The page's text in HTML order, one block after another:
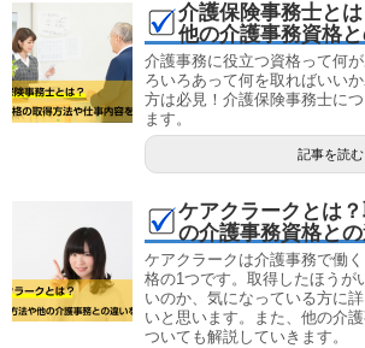
介護保険事務士と
他の介護事務資格と
介護事務に役立つ資格って何
ろいろあって何を取ればいい
方は必見！介護保険事務士に
ます。
記事を読む
ケアクラークとは
の介護事務資格との
ケアクラークは介護事務で働
格の1つです。取得したほうが
いのか、気になっている方に
いと思います。また、他の介
ついても解説していきます。